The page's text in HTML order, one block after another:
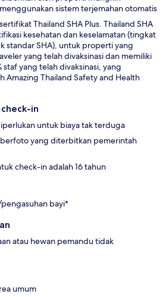
sistem terjemahan otomatis
Thailand SHA Plus. Thailand SHA
kesehatan dan keselamatan (tingkat
standar SHA), untuk properti yang
yang telah divaksinasi dan memiliki
staf yang telah divaksinasi, yang
Amazing Thailand Safety and Health
in
untuk biaya tak terduga
yang diterbitkan pemerintah
check-in adalah 16 tahun
bayi*
atau hewan pemandu tidak
umum